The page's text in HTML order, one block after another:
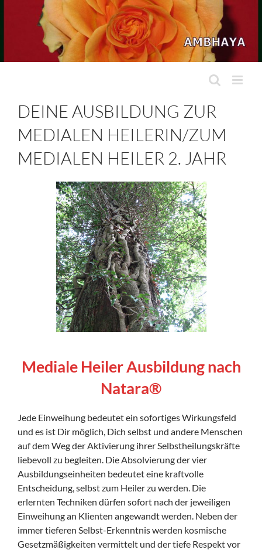
DEINE AUSBILDUNG ZUR
MEDIALEN HEILERIN/ZUM
MEDIALEN HEILER 2. JAHR
Mediale Heiler Ausbildung nach
Natara®
Jede Einweihung bedeutet ein sofortiges Wirkungsfeld
und es ist Dir möglich, Dich selbst und andere Menschen
auf dem Weg der Aktivierung ihrer Selbstheilungskräfte
liebevoll zu begleiten. Die Absolvierung der vier
Ausbildungseinheiten bedeutet eine kraftvolle
Entscheidung, selbst zum Heiler zu werden. Die
erlernten Techniken dürfen sofort nach der jeweiligen
Einweihung an Klienten angewandt werden. Neben der
immer tieferen Selbst-Erkenntnis werden kosmische
Gesetzmäßigkeiten vermittelt und der tiefe Respekt vor